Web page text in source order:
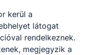
kerül a
látogat
rendelkeznek.
megjegyzik a